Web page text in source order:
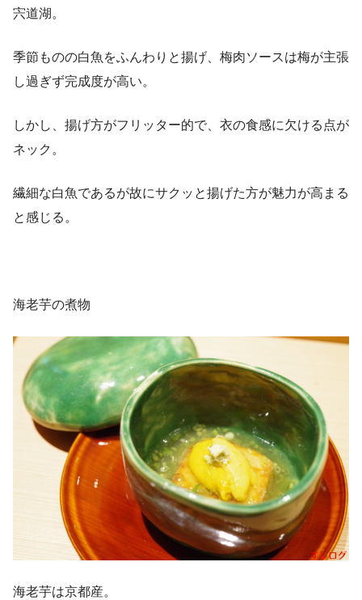
宍道湖。
季節ものの白魚をふんわりと揚げ、梅肉ソースは梅が主張
し過ぎず完成度が高い。
しかし、揚げ方がフリッター的で、衣の食感に欠ける点が
ネック。
繊細な白魚であるが故にサクッと揚げた方が魅力が高まる
と感じる。
海老芋の煮物
海老芋は京都産。